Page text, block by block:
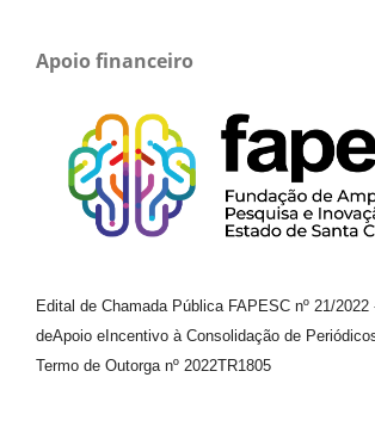
Apoio financeiro
Edital de Chamada Pública FAPESC nº 21/2022
deApoio e Incentivo à Consolidação de
Termo de Outorga nº 2022TR1805